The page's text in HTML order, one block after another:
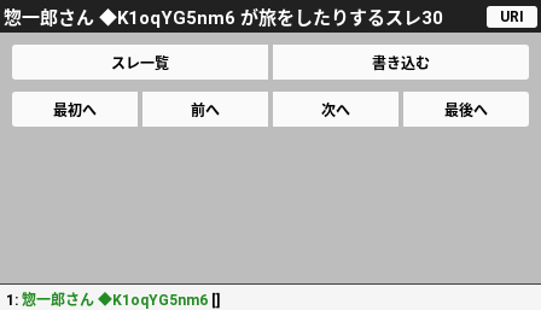
惣一郎さん ◆K1oqYG5nm6 が旅をしたりするスレ30 URI
スレ一覧 書き込む
最初へ 前へ 次へ 最後へ
1: 惣一郎さん ◆K1oqYG5nm6 []